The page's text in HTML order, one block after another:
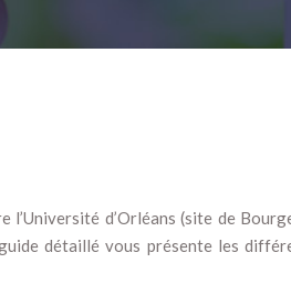
d’Orléans (site de
détaillé vous présente les